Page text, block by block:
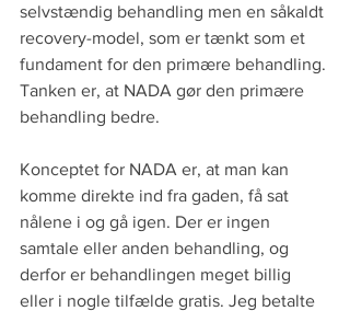
selvstændig behandling men en såkaldt
recovery-model, som er tænkt som et
fundament for den primære behandling.
Tanken er, at NADA gør den primære
behandling bedre.
Konceptet for NADA er, at man kan
komme direkte ind fra gaden, få sat
nålene i og gå igen. Der er ingen
samtale eller anden behandling, og
derfor er behandlingen meget billig
eller i nogle tilfælde gratis. Jeg betalte